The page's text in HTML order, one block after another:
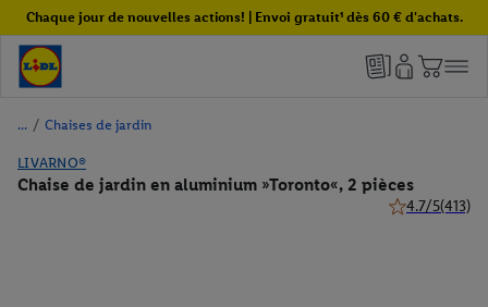
Chaque jour de nouvelles actions! | Envoi gratuit¹ dès 60 € d'achats.
/ Chaises de jardin
LIVARNO®
Chaise de jardin en aluminium »Toronto«, 2 pièces
4.7/5(413)